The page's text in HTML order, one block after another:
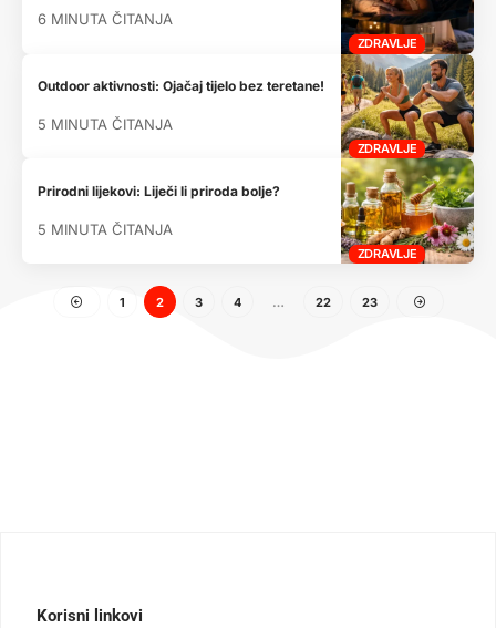
ZDRAVLJE
6 MINUTA ČITANJA
ZDRAVLJE
Outdoor aktivnosti: Ojačaj tijelo bez teretane!
5 MINUTA ČITANJA
ZDRAVLJE
Prirodni lijekovi: Liječi li priroda bolje?
5 MINUTA ČITANJA
1 2 3 4 … 22 23
Korisni linkovi